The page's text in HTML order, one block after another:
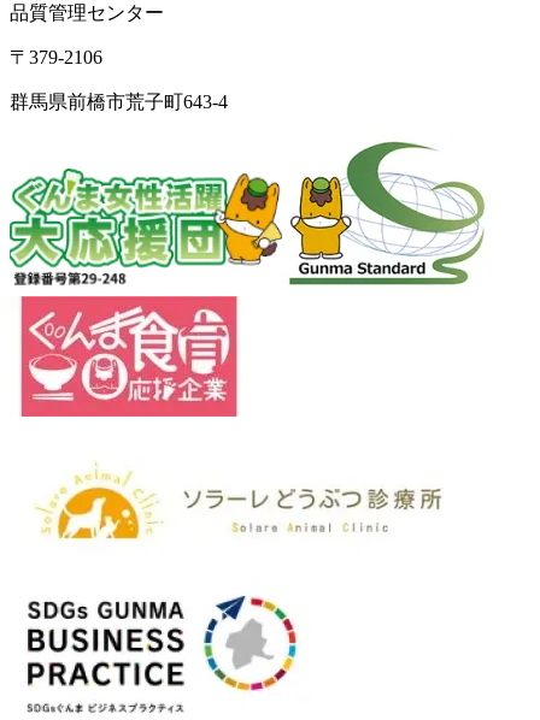
品質管理センター
〒379-2106
群馬県前橋市荒子町643-4